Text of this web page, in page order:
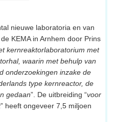
nieuwe laboratoria en van
KEMA in Arnhem door Prins
kernreaktorlaboratorium met
waarin met behulp van
onderzoekingen inzake de
type kernreactor, de
gedaan”. De uitbreiding “voor
” heeft ongeveer 7,5 miljoen